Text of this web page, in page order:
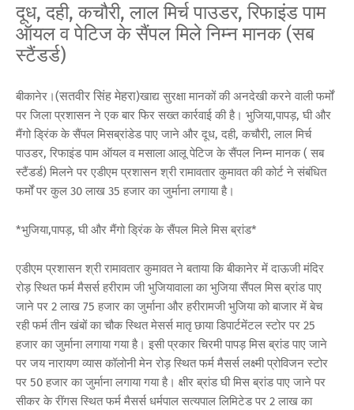
दूध, दही, कचौरी, लाल मिर्च पाउडर, रिफाइंड पाम
ऑयल व पेटिज के सैंपल मिले निम्न मानक (सब
स्टैंडर्ड)
बीकानेर।(सतवीर सिंह मेहरा)खाद्य सुरक्षा मानकों की अनदेखी करने वाली फर्मों
पर जिला प्रशासन ने एक बार फिर सख्त कार्रवाई की है। भुजिया,पापड़, घी और
मैंगो ड्रिंक के सैंपल मिसब्रांडेड पाए जाने और दूध, दही, कचौरी, लाल मिर्च
पाउडर, रिफाइंड पाम ऑयल व मसाला आलू पेटिज के सैंपल निम्न मानक ( सब
स्टैंडर्ड) मिलने पर एडीएम प्रशासन श्री रामावतार कुमावत की कोर्ट ने संबंधित
फर्मों पर कुल 30 लाख 35 हजार का जुर्माना लगाया है।
*भुजिया,पापड़, घी और मैंगो ड्रिंक के सैंपल मिले मिस ब्रांड*
एडीएम प्रशासन श्री रामावतार कुमावत ने बताया कि बीकानेर में दाऊजी मंदिर
रोड़ स्थित फर्म मैसर्स हरीराम जी भुजियावाला का भुजिया सैंपल मिस ब्रांड पाए
जाने पर 2 लाख 75 हजार का जुर्माना और हरीरामजी भुजिया को बाजार में बेच
रही फर्म तीन खंबों का चौक स्थित मेसर्स मातृ छाया डिपार्टमेंटल स्टोर पर 25
हजार का जुर्माना लगाया गया है। इसी प्रकार चिरमी पापड़ मिस ब्रांड पाए जाने
पर जय नारायण व्यास कॉलोनी मेन रोड़ स्थित फर्म मैसर्स लक्ष्मी प्रोविजन स्टोर
पर 50 हजार का जुर्माना लगाया गया है। क्षीर ब्रांड घी मिस ब्रांड पाए जाने पर
सीकर के रींगस स्थित फर्म मैसर्स धर्मपाल सत्यपाल लिमिटेड पर 2 लाख का